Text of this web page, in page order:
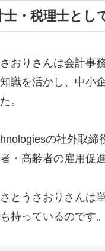
士・税理士とし
おりさんは会計事
識を活かし、中小
。
の社外取
・高齢者の雇用促
とうさおりさんは
持っているのです。